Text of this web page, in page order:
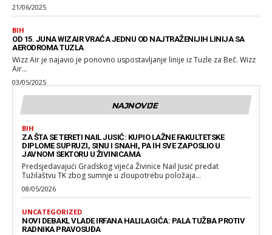
21/06/2025
BIH
OD 15. JUNA WIZAIR VRAĆA JEDNU OD NAJTRAŽENIJIH LINIJA SA
AERODROMA TUZLA
Wizz Air je najavio je ponovno uspostavljanje linije iz Tuzle za Beč. Wizz
Air...
03/05/2025
NAJNOVIJE
BIH
ZA ŠTA SE TERETI NAIL JUSIĆ: KUPIO LAŽNE FAKULTETSKE
DIPLOME SUPRUZI, SINU I SNAHI, PA IH SVE ZAPOSLIO U
JAVNOM SEKTORU U ŽIVINICAMA
Predsjedavajući Gradskog vijeća Živinice Nail Jusić predat
Tužilaštvu TK zbog sumnje u zloupotrebu položaja...
08/05/2026
UNCATEGORIZED
NOVI DEBAKL VLADE IRFANA HALILAGIĆA: PALA TUŽBA PROTIV
RADNIKA PRAVOSUĐA